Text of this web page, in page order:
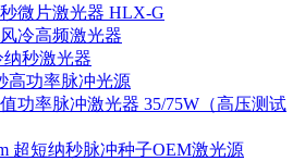
微片激光器 HLX-G
风冷高频激光器
纳秒激光器
高功率脉冲光源
功率脉冲激光器 35/75W（高压测试
超短纳秒脉冲种子OEM激光源